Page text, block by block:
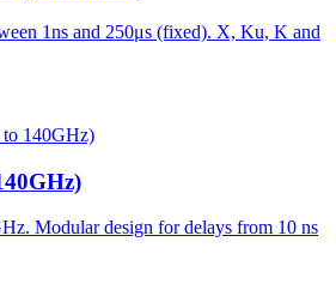
1ns and 250μs (fixed). X, Ku, K and
Modular design for delays from 10 ns